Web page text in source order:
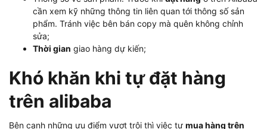
cần xem kỹ những thông tin liên quan tới thông số sản
phẩm. Tránh việc bên bán copy mà quên không chỉnh
sửa;
Thời gian giao hàng dự kiến;
Khó khăn khi tự đặt hàng
trên alibaba
Bên cạnh những ưu điểm vượt trội thì việc tự mua hàng trên